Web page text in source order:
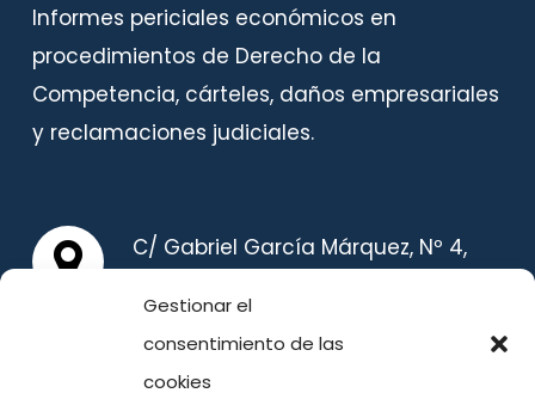
Gestionar el
consentimiento de las
cookies
Informes periciales económicos en
procedimientos de Derecho de la
Competencia, cárteles, daños empresariales
y reclamaciones judiciales.
C/ Gabriel García Márquez, Nº 4,